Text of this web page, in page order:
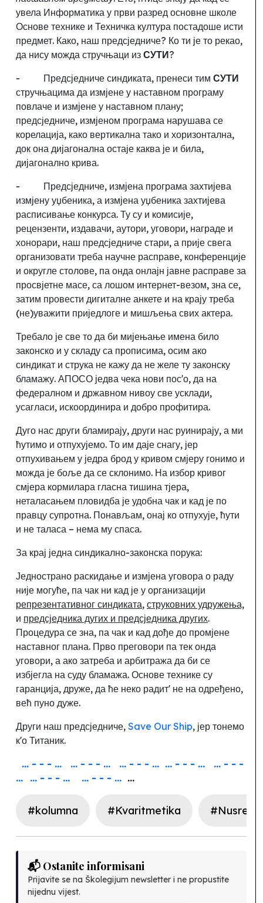
увела Информатика у први разред основне школе
Основе технике и Техничка култура постадоше исти
предмет. Како, наш предсједниче? Ко ти је то рекао,
да нису можда стручњаци из СУТИ?
-
Предсједниче синдиката, пренеси тим СУТИ
стручњацима да измјене у наставном програму
повлаче и измјене у наставном плану;
предсједниче, измјеном програма нарушава се
корелација, како вертикална тако и хоризонтална,
док она дијагонална остаје каква је и била,
дијагонално крива.
-
Предсједниче, измјена програма захтијева
измјену уџбеника, а измјена уџбеника захтијева
расписивање конкурса. Ту су и комисије,
рецензенти, издавачи, аутори, уговори, награде и
хонорари, наш предсједниче стари, а прије свега
организовати треба научне расправе, конференције
и округле столове, па онда онлајн јавне расправе за
просвјетне масе, са лошом интернет-везом, зна се,
затим провести дигиталне анкете и на крају треба
(не)уважити приједлоге и мишљења свих актера.
Требало је све то да би мијењање имена било
законско и у складу са прописима, осим ако
синдикат и струка не кажу да не желе ту законску
бламажу. АПОСО једва чека нови пос'о, да на
федералном и државном нивоу све усклади,
усагласи, искоординира и добро профитира.
Дуго нас други бламирају, други нас руинирају, а ми
ћутимо и отпухујемо. То им даје снагу, јер
отпухивањем у једра брод у кривом смјеру гонимо и
можда је боље да се склонимо. На избор кривог
смјера кормилара гласна тишина тјера,
неталасањем пловидба је удобна чак и кад је по
правцу супротна. Понављам, онај ко отпухује, ћути
и не таласа – нема му спаса.
За крај једна синдикално-законска порука:
Једнострано раскидање и измјена уговора о раду
није могуће, па чак ни кад је у организацији
репрезентативног синдиката, струковних удружења,
и предсједника дугих и предсједника других.
Процедура се зна, па чак и кад дође до промјене
наставног плана. Прво преговори па тек онда
уговори, а ако затреба и арбитража да би се
избјегла на суду бламажа. Основе технике су
гаранција, друже, да ће неко радит' не на одређено,
већ пуно дуже.
Други наш предсједниче, Save Our Ship, јер тонемо
к'о Титаник.
... - - - ...
... - - - ... ... - - - ... ... - - - ...
... - - -
...
... - - - ... ... - - - ... ...
#kolumna #Kvaritmetika #Nusret
📬 Ostanite informisani
Prijavite se na Školegijum newsletter i ne propustite
nijednu vijest.